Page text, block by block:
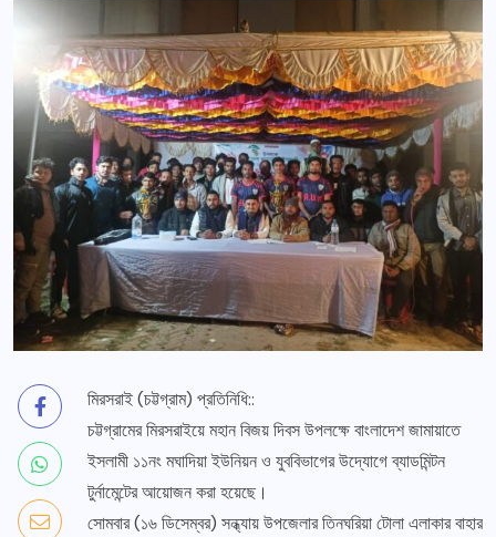
মিরসরাই (চট্টগ্রাম) প্রতিনিধি::
চট্টগ্রামের মিরসরাইয়ে মহান বিজয় দিবস উপলক্ষে বাংলাদেশ জামায়াতে
ইসলামী ১১নং মঘাদিয়া ইউনিয়ন ও যুববিভাগের উদ্যোগে ব্যাডমিন্টন
টুর্নামেন্টের আয়োজন করা হয়েছে।
সোমবার (১৬ ডিসেম্বর) সন্ধ্যায় উপজেলার তিনঘরিয়া টোলা এলাকার বাহার